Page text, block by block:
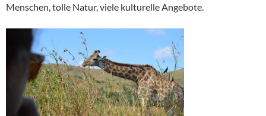
Menschen, tolle Natur, viele kulturelle Angebote.